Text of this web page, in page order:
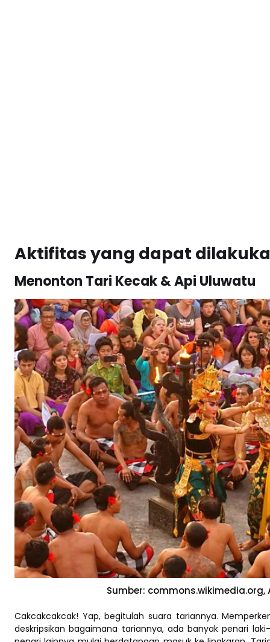
Aktifitas yang dapat
Menonton Tari Kecak & Api Uluwatu
Sumber: commons.wikimedia.org,
Cakcakcakcak! Yap, begitulah suara tariannya.
deskripsikan bagaimana tariannya, ada banyak penari